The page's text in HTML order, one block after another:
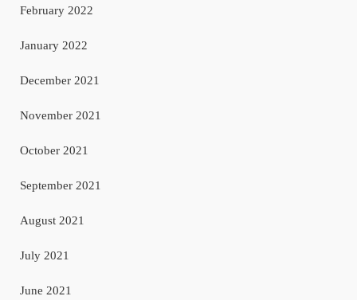
February 2022
January 2022
December 2021
November 2021
October 2021
September 2021
August 2021
July 2021
June 2021